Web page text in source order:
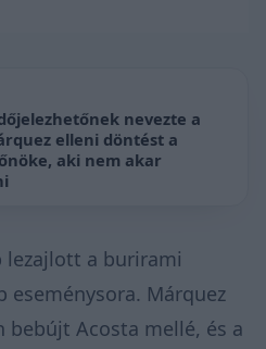
nevezte a
elleni döntést a
aki nem akar
lezajlott a burirami
Márquez
Acosta mellé, és a